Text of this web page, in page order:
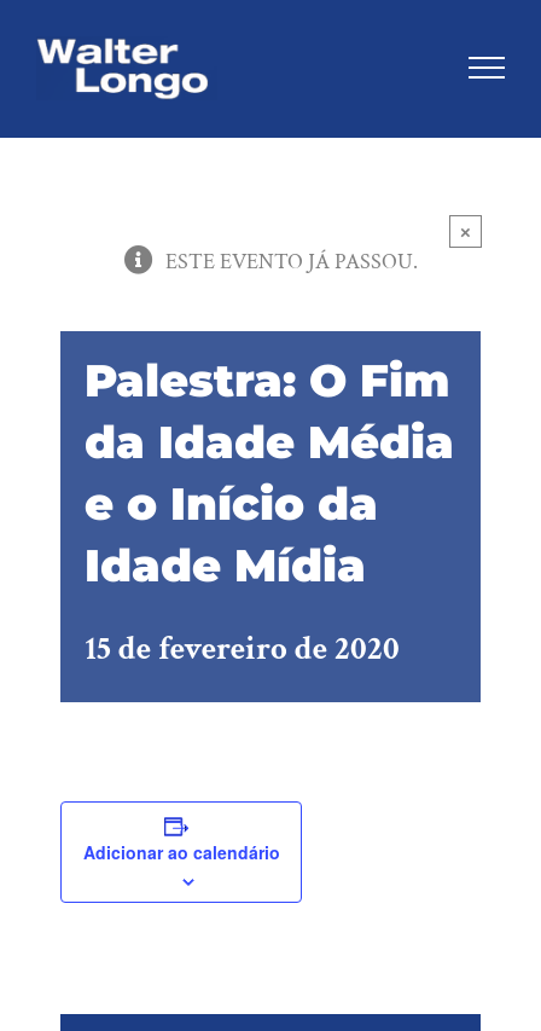
×
ESTE EVENTO JÁ PASSOU.
Palestra: O Fim
da Idade Média
e o Início da
Idade Mídia
15 de fevereiro de 2020
Adicionar ao calendário